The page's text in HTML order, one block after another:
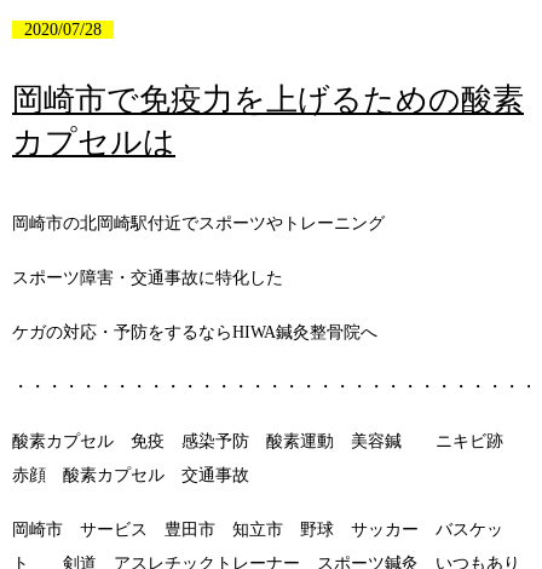
2020/07/28
岡崎市で免疫力を上げるための酸素
カプセルは
岡崎市の北岡崎駅付近でスポーツやトレーニング
スポーツ障害・交通事故に特化した
ケガの対応・予防をするならHIWA鍼灸整骨院へ
・・・・・・・・・・・・・・・・・・・・・・・・・・・・・・
酸素カプセル 免疫 感染予防 酸素運動 美容鍼 ニキビ跡
赤顔 酸素カプセル 交通事故
岡崎市 サービス 豊田市 知立市 野球 サッカー バスケッ
ト 剣道 アスレチックトレーナー スポーツ鍼灸 いつもあり